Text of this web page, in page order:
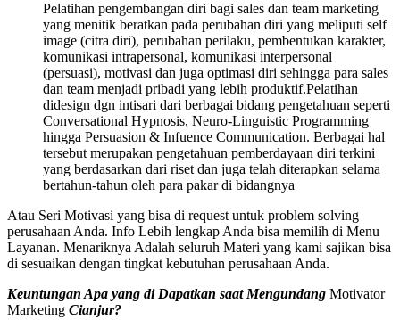
Pelatihan pengembangan diri bagi sales dan team marketing
yang menitik beratkan pada perubahan diri yang meliputi self
image (citra diri), perubahan perilaku, pembentukan karakter,
komunikasi intrapersonal, komunikasi interpersonal
(persuasi), motivasi dan juga optimasi diri sehingga para sales
dan team menjadi pribadi yang lebih produktif.Pelatihan
didesign dgn intisari dari berbagai bidang pengetahuan seperti
Conversational Hypnosis, Neuro-Linguistic Programming
hingga Persuasion & Infuence Communication. Berbagai hal
tersebut merupakan pengetahuan pemberdayaan diri terkini
yang berdasarkan dari riset dan juga telah diterapkan selama
bertahun-tahun oleh para pakar di bidangnya
Atau Seri Motivasi yang bisa di request untuk problem solving
perusahaan Anda. Info Lebih lengkap Anda bisa memilih di Menu
Layanan. Menariknya Adalah seluruh Materi yang kami sajikan bisa
di sesuaikan dengan tingkat kebutuhan perusahaan Anda.
Keuntungan Apa yang di Dapatkan saat Mengundang Motivator
Marketing Cianjur?